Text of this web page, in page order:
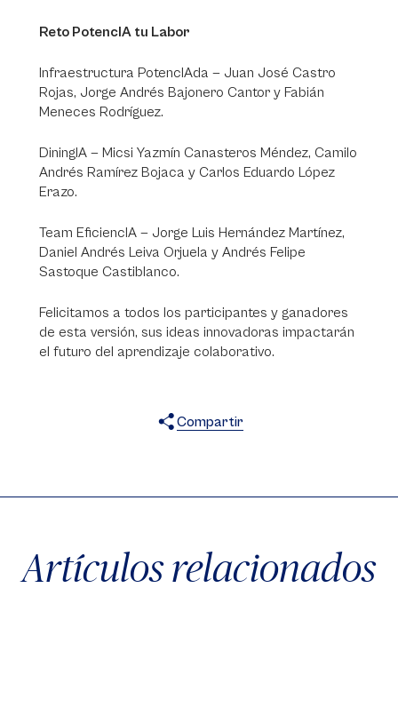
Reto PotencIA tu Labor
Infraestructura PotencIAda — Juan José Castro
Rojas, Jorge Andrés Bajonero Cantor y Fabián
Meneces Rodríguez.
DiningIA — Micsi Yazmín Canasteros Méndez, Camilo
Andrés Ramírez Bojaca y Carlos Eduardo López
Erazo.
Team EficiencIA — Jorge Luis Hernández Martínez,
Daniel Andrés Leiva Orjuela y Andrés Felipe
Sastoque Castiblanco.
Felicitamos a todos los participantes y ganadores
de esta versión, sus ideas innovadoras impactarán
el futuro del aprendizaje colaborativo.
Compartir
Artículos relacionados